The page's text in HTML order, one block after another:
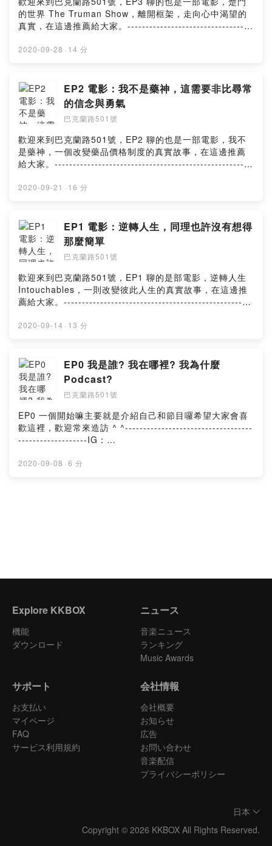
的世界 The Truman Show，離開框架，走向心中渴望的
真實，在這邊推薦給大家。----------------------------------
https://www.instagram.com/501buckland/開頭配樂：
2020-09-28 · 14 分
EP2 電影：我不是藥神，這需要非比尋常
的信念與勇氣
巴克蘭路501號
歡迎來到巴克蘭路501號，EP2 聊的也是一部電影，我不
是藥神，一個改變藥品價格制度的真實故事，在這邊推薦
給大家。------------------------------------------------------
樂：MotionElements免費背景音樂中間與結尾配樂： "只
2020-09-21 · 16 分
EP1 電影：逆轉人生，同理也許沒有想得
那麼簡單
巴克蘭路501號
歡迎來到巴克蘭路501號，EP1 聊的是部電影，逆轉人生
Intouchables，一則改變彼此人生的真實故事，在這邊推
薦給大家。----------------------------------------------------
樂：MotionElements免費背景音樂中間配樂： "A Story
2020-09-14 · 13 分
EP0 我是誰? 我在哪裡? 我為什麼
Podcast?
巴克蘭路501號
EP0 一個開始嘛主要就是介紹自己和節目囉希望大家會喜
歡這裡，歡迎常來造訪 ^ ^-----------------------------------
-------------------IG：
MotionElements免費背景音樂
2020-09-08 · 6 分
Explore KKBOX
機能
ダウンロード
ニュース
音楽ニュース
ランキング
Music Awards
サポート
お支払い
マイページ
FAQ
サービス利用規約
会社情報
会社概要
お知らせ
広告
お問い合わせ
音楽配信
プライバシーポリシー
日本
Copyright © 2026 KKBOX All Rights Reserved.